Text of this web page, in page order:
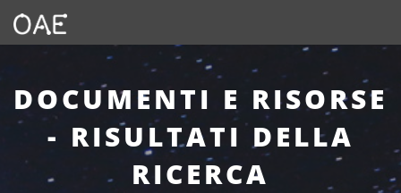
DOCUMENTI E RISORSE
- RISULTATI DELLA
RICERCA